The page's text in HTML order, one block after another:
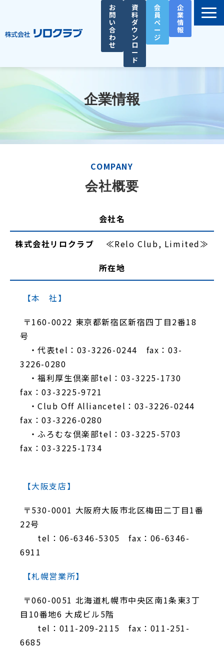
お
問
い
合
わ
せ
資
料
ダ
ウ
ン
ロ
ー
ド
会
員
ペ
ー
ジ
企
業
情
報
サービス一覧
お役立ち資料
導入事例
総務人事タイムズ
企業情報
COMPANY
会社概要
会社名
株式会社リロクラブ ≪Relo Club, Limited≫
所在地
【本 社】
〒160-0022 東京都新宿区新宿四丁目2番18
号
・代表tel：03-3226-0244 fax：03-
3226-0280
・福利厚生倶楽部tel：03-3225-1730
fax：03-3225-9721
・Club Off Alliancetel：03-3226-0244
fax：03-3226-0280
・ふろむな倶楽部tel：03-3225-5703
fax：03-3225-1734
【大阪支店】
〒530-0001 大阪府大阪市北区梅田二丁目1番
22号
tel：06-6346-5305 fax：06-6346-
6911
【札幌営業所】
〒060-0051 北海道札幌市中央区南1条東3丁
目10番地6 大成ビル5階
tel：011-209-2115 fax：011-251-
6685